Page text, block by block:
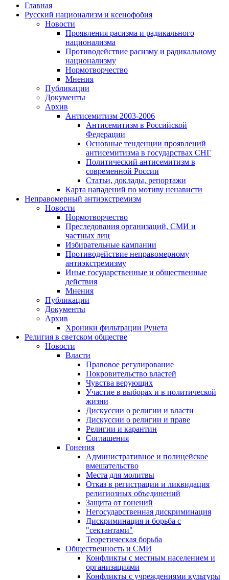
Главная
Русский национализм и ксенофобия
Новости
Проявления расизма и радикального
национализма
Противодействие расизму и радикальному
национализму
Нормотворчество
Мнения
Публикации
Документы
Архив
Антисемитизм 2003-2006
Антисемитизм в Российской
Федерации
Основные тенденции проявлений
антисемитизма в государствах СНГ
Политический антисемитизм в
современной России
Статьи, доклады, репортажи
Карта нападений по мотиву ненависти
Неправомерный антиэкстремизм
Новости
Нормотворчество
Преследования организаций, СМИ и
частных лиц
Избирательные кампании
Противодействие неправомерному
антиэкстремизму
Иные государственные и общественные
действия
Мнения
Публикации
Документы
Архив
Хроники фильтрации Рунета
Религия в светском обществе
Новости
Власти
Правовое регулирование
Покровительство властей
Чувства верующих
Участие в выборах и в политической
жизни
Дискуссии о религии и власти
Дискуссии о религии и праве
Религии и карантин
Соглашения
Гонения
Административное и полицейское
вмешательство
Места для молитвы
Отказ в регистрации и ликвидация
религиозных объединений
Защита от гонений
Негосударственная дискриминация
Дискриминация и борьба с
"сектантами"
Теоретическая борьба
Общественность и СМИ
Конфликты с местным населением и
организациями
Конфликты с учреждениями культуры